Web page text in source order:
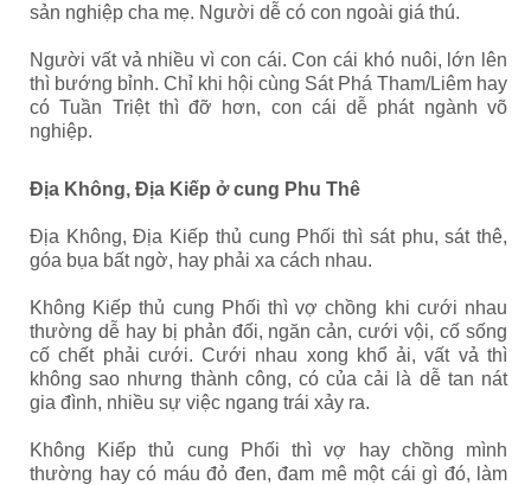
sản nghiệp cha mẹ. Người dễ có con ngoài giá thú.
Người vất vả nhiều vì con cái. Con cái khó nuôi, lớn lên
thì bướng bỉnh. Chỉ khi hội cùng Sát Phá Tham/Liêm hay
có Tuần Triệt thì đỡ hơn, con cái dễ phát ngành võ
nghiệp.
Địa Không, Địa Kiếp ở cung Phu Thê
Địa Không, Địa Kiếp thủ cung Phối thì sát phu, sát thê,
góa bụa bất ngờ, hay phải xa cách nhau.
Không Kiếp thủ cung Phối thì vợ chồng khi cưới nhau
thường dễ hay bị phản đối, ngăn cản, cưới vội, cố sống
cố chết phải cưới. Cưới nhau xong khổ ải, vất vả thì
không sao nhưng thành công, có của cải là dễ tan nát
gia đình, nhiều sự việc ngang trái xảy ra.
Không Kiếp thủ cung Phối thì vợ hay chồng mình
thường hay có máu đỏ đen, đam mê một cái gì đó, làm